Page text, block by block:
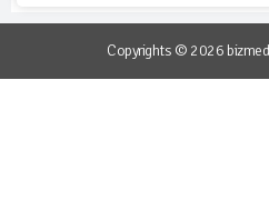
Copyrights © 2026